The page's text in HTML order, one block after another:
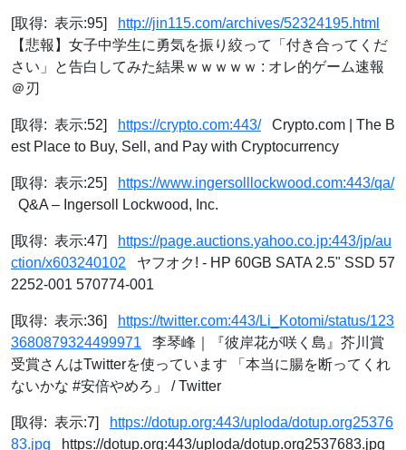
[取得: 表示:95]
http://jin115.com/archives/52324195.html
【悲報】女子中学生に勇気を振り絞って「付き合ってくだ
さい」と告白してみた結果ｗｗｗｗｗ : オレ的ゲーム速報
＠刃
[取得: 表示:52] https://crypto.com:443/Crypto.com | The B
est Place to Buy, Sell, and Pay with Cryptocurrency
[取得: 表示:25]
https://www.ingersolllockwood.com:443/qa/
Q&A – Ingersoll Lockwood, Inc.
[取得: 表示:47]
https://page.auctions.yahoo.co.jp:443/jp/au
ction/x603240102 ヤフオク! - HP 60GB SATA 2.5" SSD 57
2252-001 570774-001
[取得: 表示:36]
https://twitter.com:443/Li_Kotomi/status/123
3680879324499971 李琴峰｜『彼岸花が咲く島』芥川賞
受賞さんはTwitterを使っています 「本当に腸を断ってくれ
ないかな #安倍やめろ」 / Twitter
[取得: 表示:7]
https://dotup.org:443/uploda/dotup.org25376
83.jpg https://dotup.org:443/uploda/dotup.org2537683.jpg